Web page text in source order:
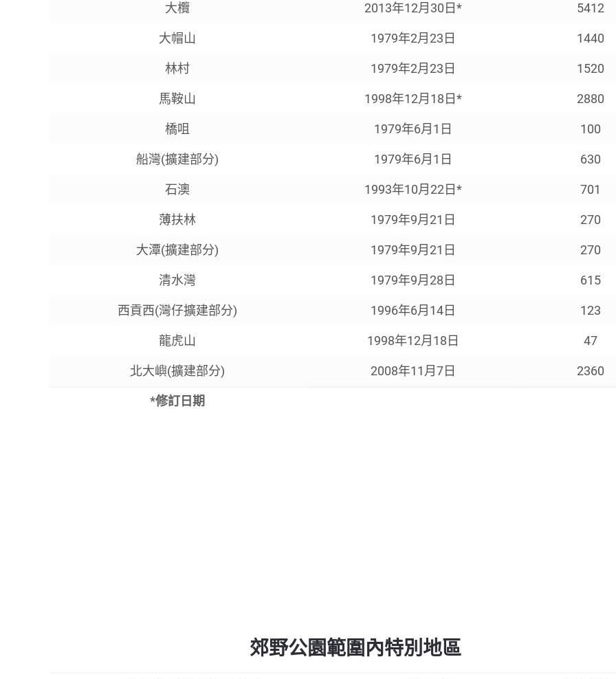
大欖 2013年12月30日* 5412
大帽山 1979年2月23日 1440
林村 1979年2月23日 1520
馬鞍山 1998年12月18日* 2880
橋咀 1979年6月1日 100
船灣(擴建部分) 1979年6月1日 630
石澳 1993年10月22日* 701
薄扶林 1979年9月21日 270
大潭(擴建部分) 1979年9月21日 270
清水灣 1979年9月28日 615
西貢西(灣仔擴建部分) 1996年6月14日 123
龍虎山 1998年12月18日 47
北大嶼(擴建部分) 2008年11月7日 2360
*修訂日期
郊野公園範圍內特別地區